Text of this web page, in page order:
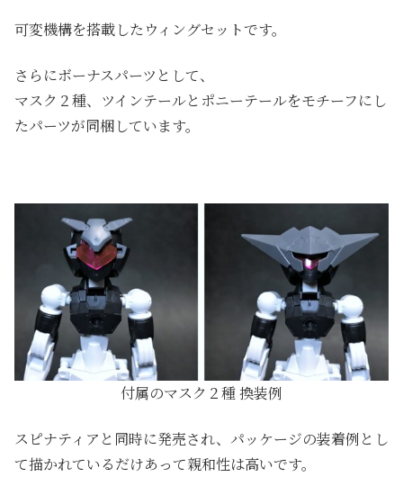
可変機構を搭載したウィングセットです。
さらにボーナスパーツとして、
マスク２種、ツインテールとポニーテールをモチーフにし
たパーツが同梱しています。
付属のマスク２種 換装例
スピナティアと同時に発売され、パッケージの装着例とし
て描かれているだけあって親和性は高いです。